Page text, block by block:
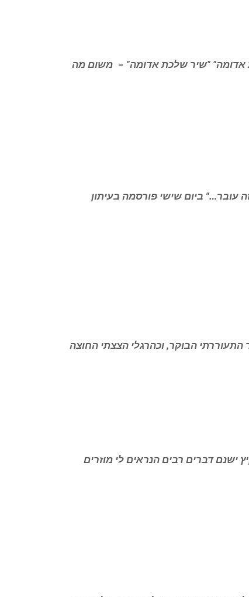
שגיא פרק 20 | "שיר שלכת אדומה" "שיר שלכת אדומה" – משום מה
שגיא פרק 21 | "זה הסתיו וזה עובר…" ביום שישי פורסמה בעיתון
שגיא פרק 22 | טיול במקרר התעוררתי הבוקר, וכהרגלי הצצתי החוצה
פרק 23 | מרק עוף לקיץ ישנם דברים רבים הנראים לי מוזרים